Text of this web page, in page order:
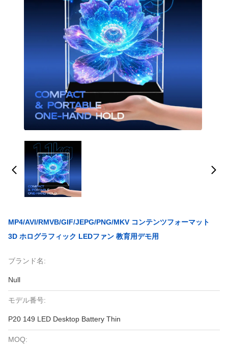
MP4/AVI/RMVB/GIF/JEPG/PNG/MKV コンテンツフォーマット
3D ホログラフィック LEDファン 教育用デモ用
ブランド名:
Null
モデル番号:
P20 149 LED Desktop Battery Thin
MOQ: